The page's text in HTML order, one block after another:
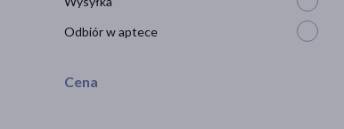
Odbiór w aptece
Cena